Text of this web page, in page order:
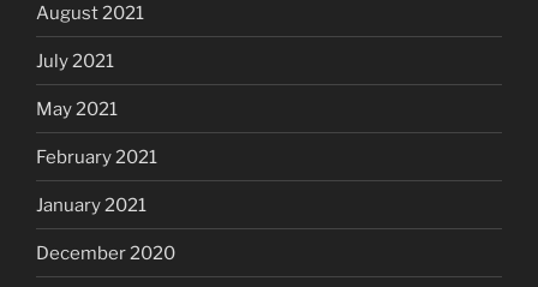
August 2021
July 2021
May 2021
February 2021
January 2021
December 2020